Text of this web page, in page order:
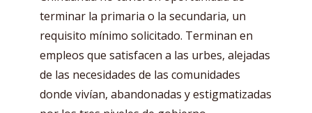
terminar la primaria o la secundaria, un
requisito mínimo solicitado. Terminan en
empleos que satisfacen a las urbes, alejadas
de las necesidades de las comunidades
donde vivían, abandonadas y estigmatizadas